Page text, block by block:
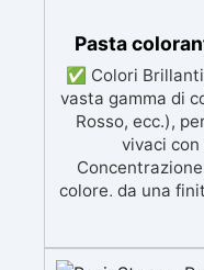
Pasta
✅ Colori
vasta gamma di
Rosso, ecc.),
vivaci
colore, da una
intensa, variando
5%. ✅ Facile da